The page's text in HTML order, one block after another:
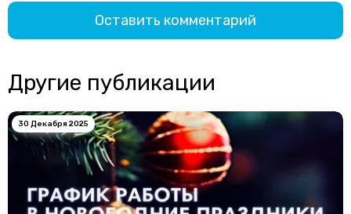
Оставить комментарий
Другие публикации
30 Декабря 2025